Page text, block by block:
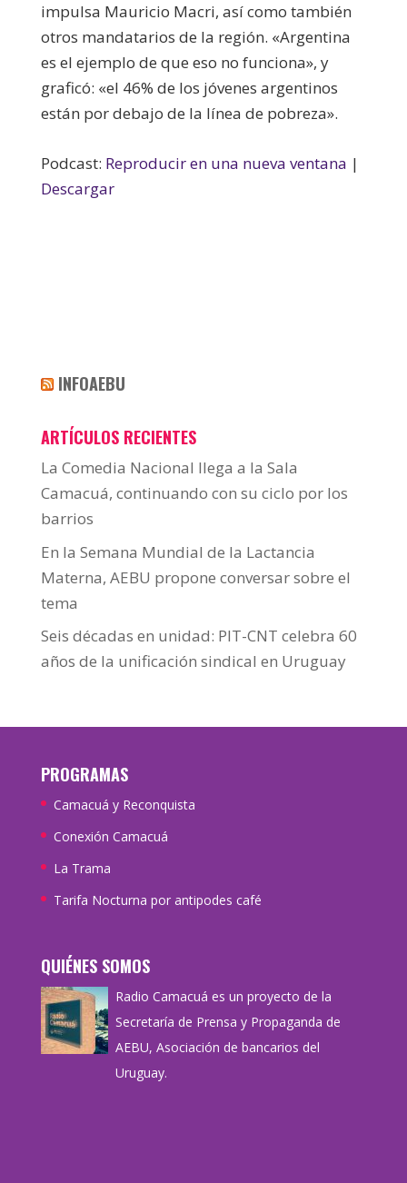
impulsa Mauricio Macri, así como también
otros mandatarios de la región. «Argentina
es el ejemplo de que eso no funciona», y
graficó: «el 46% de los jóvenes argentinos
están por debajo de la línea de pobreza».
Podcast: Reproducir en una nueva ventana |
Descargar
INFOAEBU
ARTÍCULOS RECIENTES
La Comedia Nacional llega a la Sala
Camacuá, continuando con su ciclo por los
barrios
En la Semana Mundial de la Lactancia
Materna, AEBU propone conversar sobre el
tema
Seis décadas en unidad: PIT-CNT celebra 60
años de la unificación sindical en Uruguay
PROGRAMAS
Camacuá y Reconquista
Conexión Camacuá
La Trama
Tarifa Nocturna por antipodes café
QUIÉNES SOMOS
Radio Camacuá es un proyecto de la
Secretaría de Prensa y Propaganda de
AEBU, Asociación de bancarios del
Uruguay.